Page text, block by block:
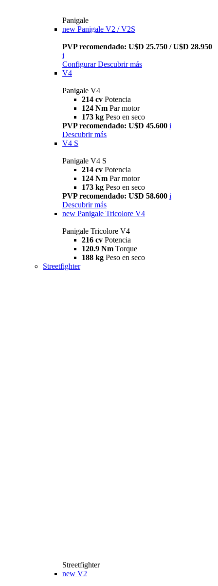
Panigale
new Panigale V2 / V2S
PVP recomendado: U$D 25.750 / U$D 28.950
i
Configurar Descubrir más
V4
Panigale V4
214 cv Potencia
124 Nm Par motor
173 kg Peso en seco
PVP recomendado: U$D 45.600 i
Descubrir más
V4 S
Panigale V4 S
214 cv Potencia
124 Nm Par motor
173 kg Peso en seco
PVP recomendado: U$D 58.600 i
Descubrir más
new Panigale Tricolore V4
Panigale Tricolore V4
216 cv Potencia
120.9 Nm Torque
188 kg Peso en seco
Streetfighter
Streetfighter
new V2